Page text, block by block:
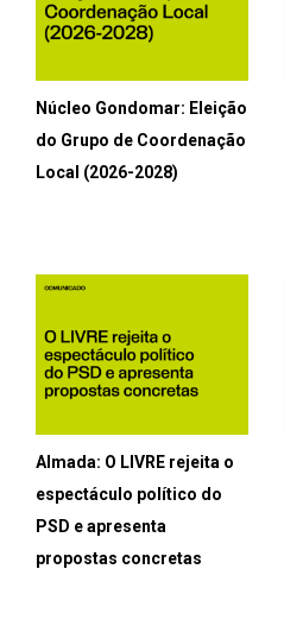
Núcleo Gondomar: Eleição
do Grupo de Coordenação
Local (2026-2028)
Almada: O LIVRE rejeita o
espectáculo político do
PSD e apresenta
propostas concretas